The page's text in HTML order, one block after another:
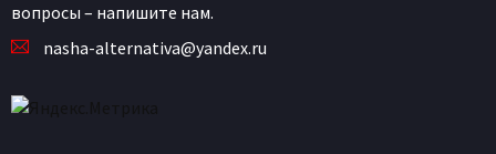
вопросы – напишите нам.
nasha-alternativa@yandex.ru